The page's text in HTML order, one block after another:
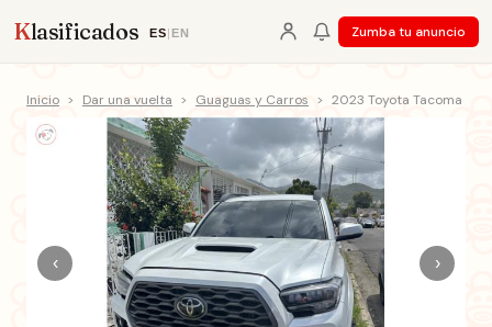
Klasificados ES| EN Zumba tu anuncio
Inicio > Dar una vuelta > Guaguas y Carros > 2023 Toyota Tacoma
‹ ›